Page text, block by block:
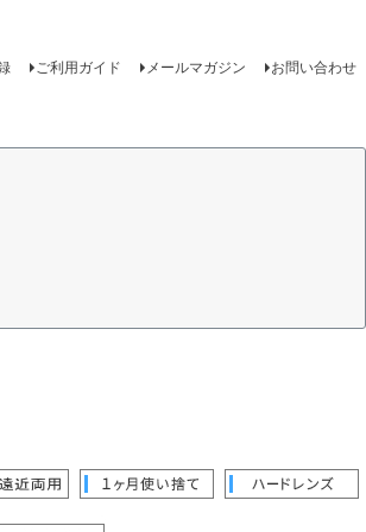
ご利用ガイド メールマガジン お問い合わせ